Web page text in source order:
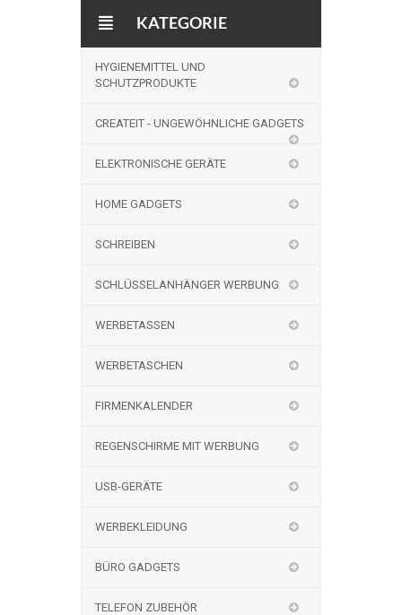
KATEGORIE
HYGIENEMITTEL UND
SCHUTZPRODUKTE
CREATEIT - UNGEWÖHNLICHE GADGETS
ELEKTRONISCHE GERÄTE
HOME GADGETS
SCHREIBEN
SCHLÜSSELANHÄNGER WERBUNG
WERBETASSEN
WERBETASCHEN
FIRMENKALENDER
REGENSCHIRME MIT WERBUNG
USB-GERÄTE
WERBEKLEIDUNG
BÜRO GADGETS
TELEFON ZUBEHÖR